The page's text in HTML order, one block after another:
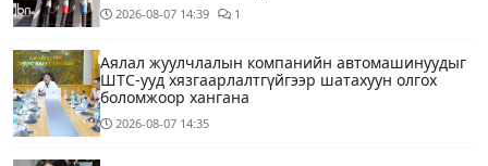
2026-08-07 14:39 1
Аялал жуулчлалын компанийн автомашинуудыг
ШТС-ууд хязгаарлалтгүйгээр шатахуун олгох
боломжоор хангана
2026-08-07 14:35